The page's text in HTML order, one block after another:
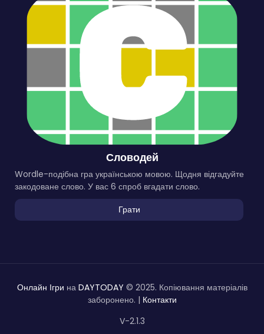
Словодей
Wordle-подібна гра українською мовою. Щодня відгадуйте
закодоване слово. У вас 6 спроб вгадати слово.
Грати
Онлайн Ігри на DAYTODAY © 2025. Копіювання матеріалів
заборонено. | Контакти
V-2.1.3